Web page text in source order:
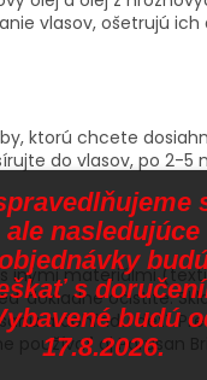
vlasov, ošetrujú ich
ktorú chcete
do vlasov, po 2-5
inými materiálmi
dôkladne očistite.
a dohľadu detí.
používať aj Parusan
ale nasledujúce
s
budú
17.8.2026.